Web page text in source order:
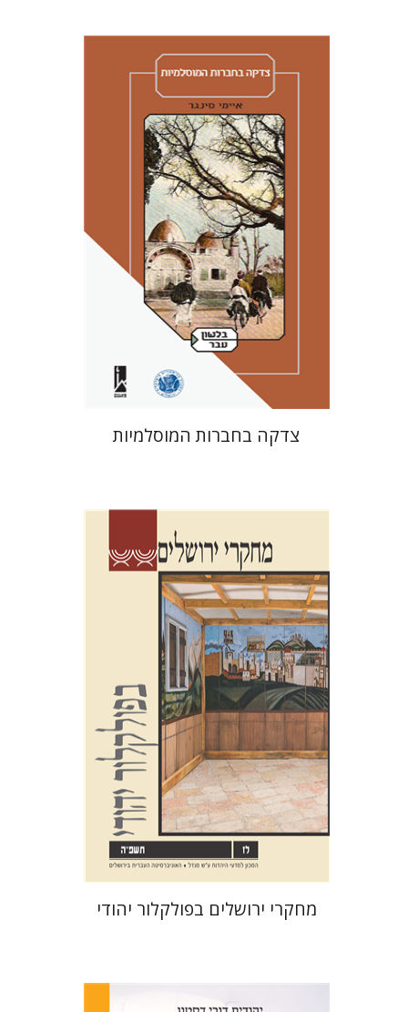
איימי סינגר
יצחק חן
אבנר גלעדי
מירי
אליאב-פלדון
רענן ריין
דורון מגן
הנחת אתר ספר מודפס
$46
$41
צדקה בחברות המוסלמיות
שלום צבר גלית חזן-רוקם
סלמון
הנחת אתר ספר מודפס
$35
$32
מחקרי ירושלים בפולקלור יהודי